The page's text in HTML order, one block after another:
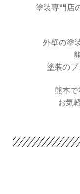
塗装専門店
外壁の塗
塗装のプ
熊本
お気